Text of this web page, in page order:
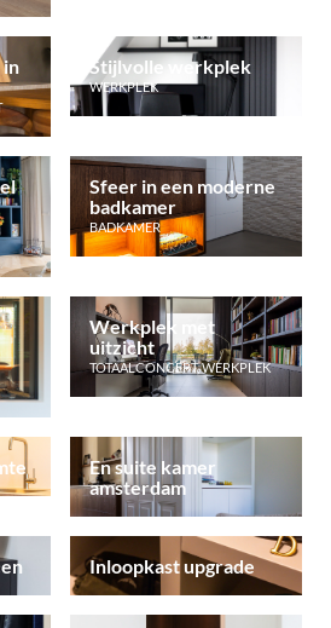
in
Stijlvolle werkplek
WERKPLEK
Sfeer in een moderne
badkamer
BADKAMER
Werkplek met
uitzicht
TOTAALCONCEPT,WERKPLEK
En suite kamer
amsterdam
Inloopkast upgrade